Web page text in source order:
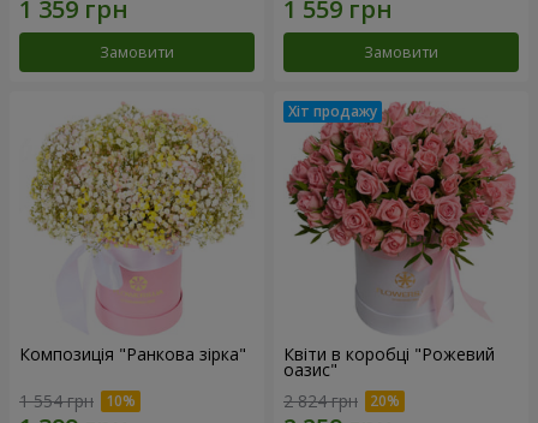
Замовити Замовити
Композиція "Ранкова зірка"
1 554 грн
Квіти в коробці "Рожевий
оазис"
2 824 грн